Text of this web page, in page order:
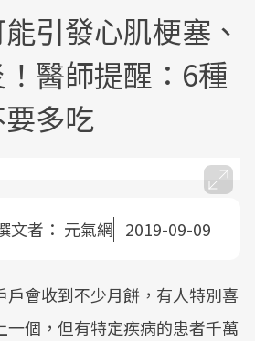
引發心肌梗塞、
醫師提醒：6種
多吃
文者： 元氣網 2019-09-09
戶會收到不少月餅，有人特別喜
一個，但有特定疾病的患者千萬